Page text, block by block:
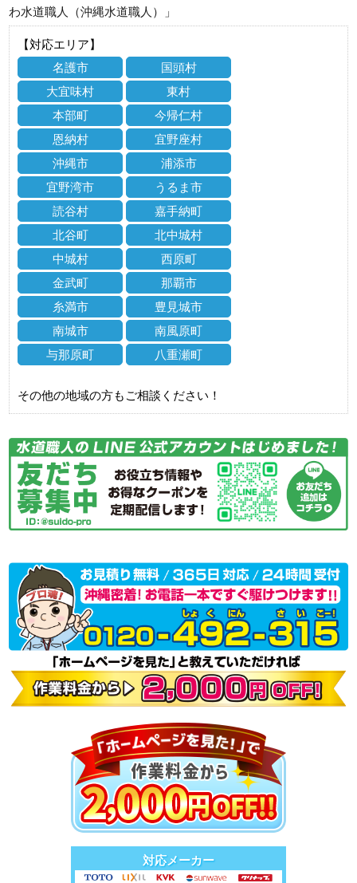
わ水道職人（沖縄水道職人）」
【対応エリア】
名護市
国頭村
大宜味村
東村
本部町
今帰仁村
恩納村
宜野座村
沖縄市
浦添市
宜野湾市
うるま市
読谷村
嘉手納町
北谷町
北中城村
中城村
西原町
金武町
那覇市
糸満市
豊見城市
南城市
南風原町
与那原町
八重瀬町
その他の地域の方もご相談ください！
対応メーカー